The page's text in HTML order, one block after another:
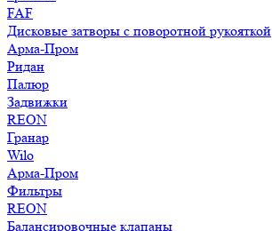
FAF
Дисковые затворы с поворотной рукояткой
Арма-Пром
Ридан
Палюр
Задвижки
REON
Гранар
Wilo
Арма-Пром
Фильтры
REON
Балансировочные клапаны